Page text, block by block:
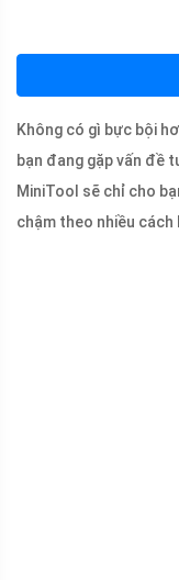
Không có gì bực bội
bạn đang gặp vấn đề
MiniTool sẽ chỉ cho
chậm theo nhiều cách